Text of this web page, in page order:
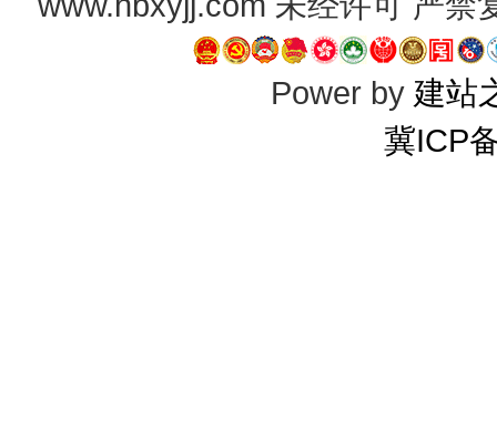
Power by 建站
冀ICP